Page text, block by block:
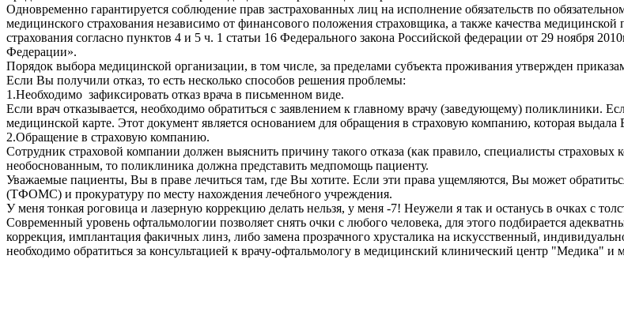
Одновременно гарантируется соблюдение прав застрахованных лиц на исполнение обязательств по
медицинского страхования независимо от финансового положения страховщика, а также качества
страхования согласно пунктов 4 и 5 ч. 1 статьи 16 Федерального закона Российской федерации от 29 ноября
Федерации».
Порядок выбора медицинской организации, в том числе, за пределами субъекта проживания утвержден
Если Вы получили отказ, то есть несколько способов решения проблемы:
1.Необходимо зафиксировать отказ врача в письменном виде.
Если врач отказывается, необходимо обратиться с заявлением к главному врачу (заведующему) поликлиники.
медицинской карте. Этот документ является основанием для обращения в страховую компанию, которая
2.Обращение в страховую компанию.
Сотрудник страховой компании должен выяснить причину такого отказа (как правило, специалисты
необоснованным, то поликлиника должна представить медпомощь пациенту.
Уважаемые пациенты, Вы в праве лечиться там, где Вы хотите. Если эти права ущемляются, Вы может
(ТФОМС) и прокуратуру по месту нахождения лечебного учреждения.
У меня тонкая роговица и лазерную коррекцию делать нельзя, у меня -7! Неужели я так и останусь в очках с
Современный уровень офтальмологии позволяет снять очки с любого человека, для этого подбирается
коррекция, имплантация факичных линз, либо замена прозрачного хрусталика на искусственный,
необходимо обратиться за консультацией к врачу-офтальмологу в медицинский клинический центр "Медика" и